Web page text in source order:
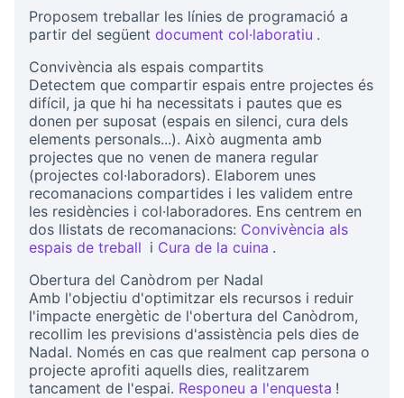
Proposem treballar les línies de programació a
partir del següent document col·laboratiu .
Convivència als espais compartits
Detectem que compartir espais entre projectes és
difícil, ja que hi ha necessitats i pautes que es
donen per suposat (espais en silenci, cura dels
elements personals...). Això augmenta amb
projectes que no venen de manera regular
(projectes col·laboradors). Elaborem unes
recomanacions compartides i les validem entre
les residències i col·laboradores. Ens centrem en
dos llistats de recomanacions: Convivència als
espais de treball i Cura de la cuina .
Obertura del Canòdrom per Nadal
Amb l'objectiu d'optimitzar els recursos i reduir
l'impacte energètic de l'obertura del Canòdrom,
recollim les previsions d'assistència pels dies de
Nadal. Només en cas que realment cap persona o
projecte aprofiti aquells dies, realitzarem
tancament de l'espai. Responeu a l'enquesta !